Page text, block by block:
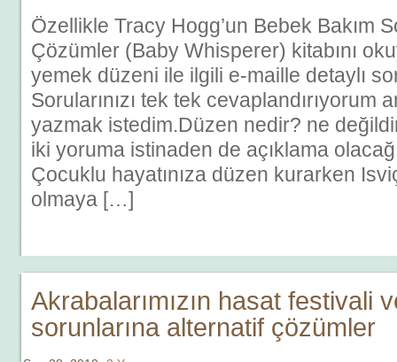
Özellikle Tracy Hogg’un Bebek Bakım
Çözümler (Baby Whisperer) kitabını
yemek düzeni ile ilgili e-maille detaylı
Sorularınızı tek tek cevaplandırıyorum
yazmak istedim.Düzen nedir? ne
iki yoruma istinaden de açıklama
Çocuklu hayatınıza düzen kurarken
olmaya […]
Akrabalarımızın hasat festivali
sorunlarına alternatif çözümler